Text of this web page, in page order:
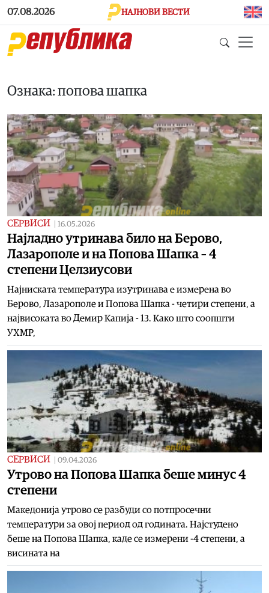
Skip to main content
07.08.2026 НАЈНОВИ ВЕСТИ
Ознака: попова шапка
СЕРВИСИ 16.05.2026
Најладно утринава било на Берово,
Лазарополе и на Попова Шапка – 4
степени Целзиусови
Најниската температура изутринава е измерена во
Берово, Лазарополе и Попова Шапка - четири степени, а
највисоката во Демир Капија - 13. Како што соопшти
УХМР,
СЕРВИСИ 09.04.2026
Утрово на Попова Шапка беше минус 4
степени
Македонија утрово се разбуди со потпросечни
температури за овој период од годината. Најстудено
беше на Попова Шапка, каде се измерени -4 степени, а
висината на